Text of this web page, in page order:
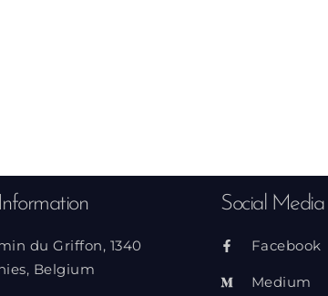
du Griffon, 1340
Belgium
Social Media
Facebook
Medium